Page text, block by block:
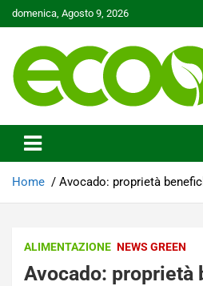
Skip
to
domenica, Agosto 9, 2026
Ecoo.it
Home Avocado: proprietà
ALIMENTAZIONE NEWS GREEN
Avocado: proprietà